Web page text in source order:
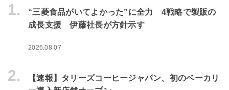
1.
“三菱食品がいてよかった”に全力 4戦略で製販の
成長支援 伊藤社長が方針示す
2026.08.07
2.
【速報】タリーズコーヒージャパン、初のベーカリ